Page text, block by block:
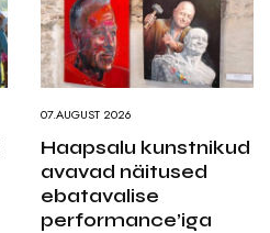
07.AUGUST 2026
Haapsalu kunstnikud
avavad näitused
ebatavalise
performance’iga